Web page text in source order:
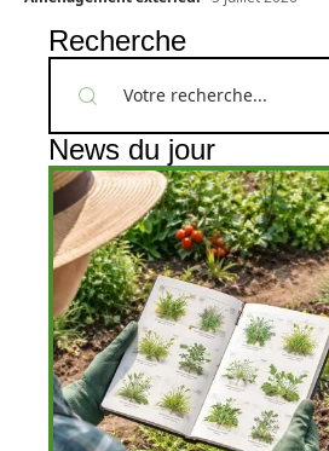
Recherche
News du jour